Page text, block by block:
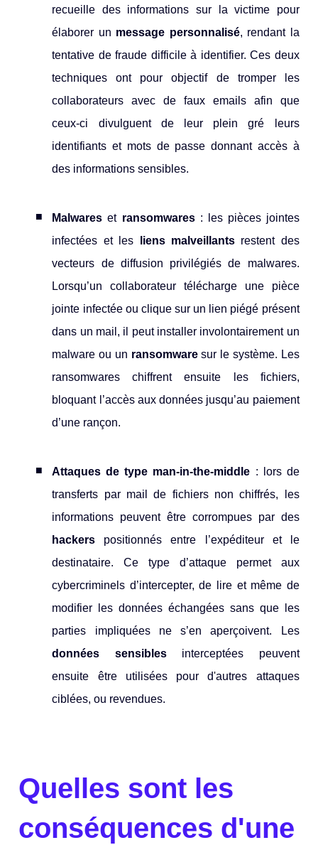
recueille des informations sur la victime pour
élaborer un message personnalisé, rendant la
tentative de fraude difficile à identifier. Ces deux
techniques ont pour objectif de tromper les
collaborateurs avec de faux emails afin que
ceux-ci divulguent de leur plein gré leurs
identifiants et mots de passe donnant accès à
des informations sensibles.
Malwareset ransomwares : les pièces jointes
infectées et les
liens malveillantsrestent des
vecteurs de diffusion privilégiés de malwares.
Lorsqu’un collaborateur télécharge une pièce
jointe infectée ou clique sur un lien piégé présent
dans un mail, il peut installer involontairement un
malware ou un ransomwaresur le système. Les
ransomwares chiffrent ensuite les fichiers,
bloquant l’accès aux données jusqu’au paiement
d’une rançon.
Attaques de type man-in-the-middle : lors de
transferts par mail de fichiers non chiffrés, les
informations peuvent être corrompues par des
hackers positionnés entre l’expéditeur et le
destinataire. Ce type d’attaque permet aux
cybercriminels d’intercepter, de lire et même de
modifier les données échangées sans que les
parties impliquées ne s’en aperçoivent. Les
données sensiblesinterceptées peuvent
ensuite être utilisées pour d'autres attaques
ciblées, ou revendues.
Quelles sont les
conséquences d'une